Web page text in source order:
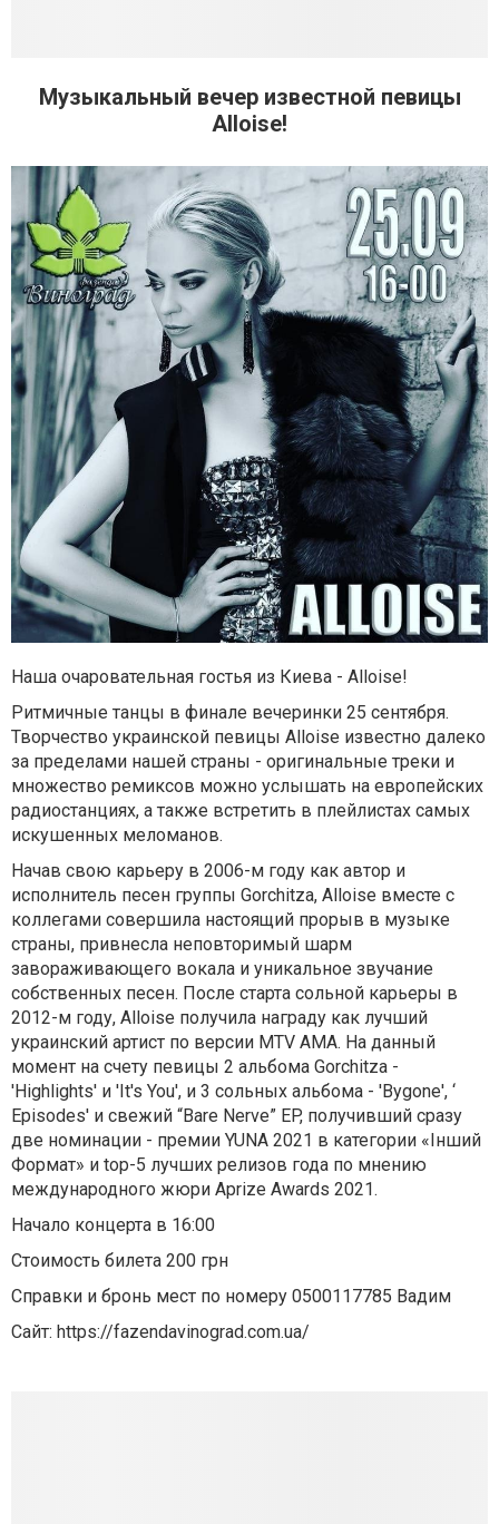
Музыкальный вечер известной певицы
Alloise!
Наша очаровательная гостья из Киева - Alloise!
Ритмичные танцы в финале вечеринки 25 сентября.
Творчество украинской певицы Alloise известно далеко
за пределами нашей страны - оригинальные треки и
множество ремиксов можно услышать на европейских
радиостанциях, а также встретить в плейлистах самых
искушенных меломанов.
Начав свою карьеру в 2006-м году как автор и
исполнитель песен группы Gorchitza, Alloise вместе с
коллегами совершила настоящий прорыв в музыке
страны, привнесла неповторимый шарм
завораживающего вокала и уникальное звучание
собственных песен. После старта сольной карьеры в
2012-м году, Alloise получила награду как лучший
украинский артист по версии MTV AMA. На данный
момент на счету певицы 2 альбома Gorchitza -
'Highlights' и 'It's You', и 3 сольных альбома - 'Bygone', ‘
Episodes' и свежий “Bare Nerve” EP, получивший сразу
две номинации - премии YUNA 2021 в категории «Інший
Формат» и top-5 лучших релизов года по мнению
международного жюри Aprize Awards 2021.
Начало концерта в 16:00
Стоимость билета 200 грн
Справки и бронь мест по номеру 0500117785 Вадим
Сайт: https://fazendavinograd.com.ua/